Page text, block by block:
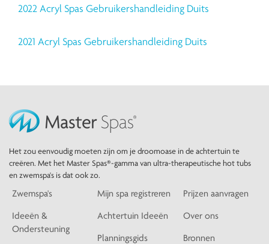
2022 Acryl Spas Gebruikershandleiding Duits
2021 Acryl Spas Gebruikershandleiding Duits
Het zou eenvoudig moeten zijn om je droomoase in de achtertuin te
creëren. Met het Master Spas®-gamma van ultra-therapeutische hot tubs
en zwemspa's is dat ook zo.
Zwemspa's
Ideeën &
Ondersteuning
Mijn spa registreren
Achtertuin Ideeën
Planningsgids
Prijzen aanvragen
Over ons
Bronnen